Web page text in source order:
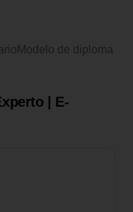
Modelo de diploma
| E-